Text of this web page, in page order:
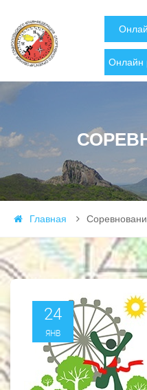
Онлайн
Главная
24
ЯНВ